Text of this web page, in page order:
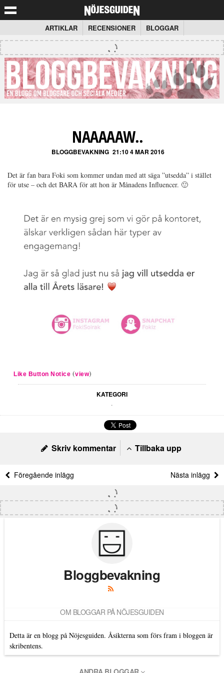
ARTIKLAR RECENSIONER BLOGGAR
NAAAAAW..
BLOGGBEVAKNING 21:10 4 MAR 2016
Det är fan bara Foki som kommer undan med att säga ”utsedda” i stället
för utse – och det BARA för att hon är Månadens Influencer. 🙂
Like Button Notice (view)
KATEGORI
.
Skriv kommentar Tillbaka upp
Föregående inlägg Nästa inlägg
Bloggbevakning
OM BLOGGAR PÅ NÖJESGUIDEN
Detta är en blogg på Nöjesguiden. Åsikterna som förs fram i bloggen är
skribentens.